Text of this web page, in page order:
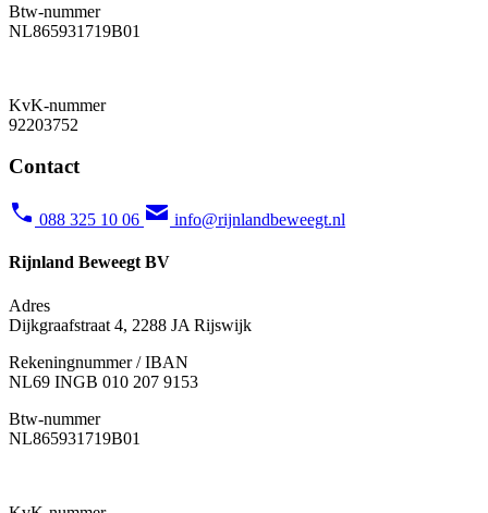
Btw-nummer
NL865931719B01
KvK-nummer
92203752
Contact
088 325 10 06 info@rijnlandbeweegt.nl
Rijnland Beweegt BV
Adres
Dijkgraafstraat 4, 2288 JA Rijswijk
Rekeningnummer / IBAN
NL69 INGB 010 207 9153
Btw-nummer
NL865931719B01